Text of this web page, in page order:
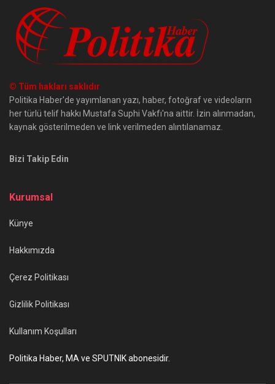
© Tüm hakları saklıdır
Politika Haber'de yayımlanan yazı, haber, fotoğraf ve videoların
her türlü telif hakkı Mustafa Suphi Vakfı'na aittir. İzin alınmadan,
kaynak gösterilmeden ve link verilmeden alıntılanamaz.
Bizi Takip Edin
Kurumsal
Künye
Hakkımızda
Çerez Politikası
Gizlilik Politikası
Kullanım Koşulları
Politika Haber, MA ve SPUTNIK abonesidir.